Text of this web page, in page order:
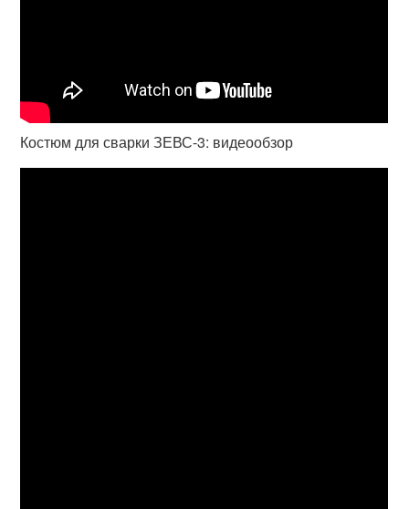
Костюм для сварки ЗЕВС-3: видеообзор